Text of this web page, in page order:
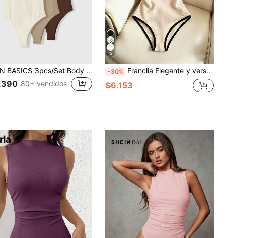
SHEIN BASICS 3pcs/Set Body de punto ajustado de unicolor sin mangas con cuello redondo casual para mujer Ropa de verano
80+ vendidos
5
-30% Franclia Elegante y versátil body de punto blanco con cuello de contraste y medio abierto para primavera/verano, body de vacaciones para mujer, body de playa para mujer, conjunto de verano para mujer, body de playa, body para salir, body de graduación, body de vacaciones, body casual
$6.153